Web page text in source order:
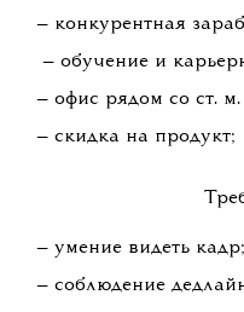
— конкурентная
— обучение и
— офис рядом со ст.
— скидка на продукт;
— умение видеть кадр;
— соблюдение